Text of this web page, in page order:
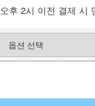
오후 2시 이전 결제 시